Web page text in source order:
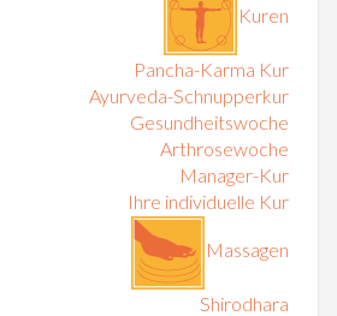
Kuren
Pancha-Karma Kur
Ayurveda-Schnupperkur
Gesundheitswoche
Arthrosewoche
Manager-Kur
Ihre individuelle Kur
Massagen
Shirodhara